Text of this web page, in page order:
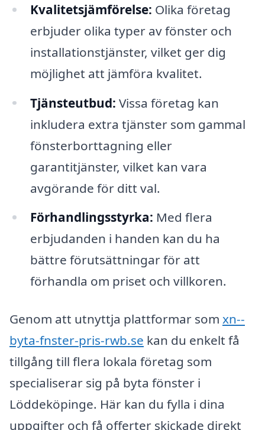
Kvalitetsjämförelse: Olika företag
erbjuder olika typer av fönster och
installationstjänster, vilket ger dig
möjlighet att jämföra kvalitet.
Tjänsteutbud: Vissa företag kan
inkludera extra tjänster som gammal
fönsterborttagning eller
garantitjänster, vilket kan vara
avgörande för ditt val.
Förhandlingsstyrka: Med flera
erbjudanden i handen kan du ha
bättre förutsättningar för att
förhandla om priset och villkoren.
Genom att utnyttja plattformar som xn--
byta-fnster-pris-rwb.se kan du enkelt få
tillgång till flera lokala företag som
specialiserar sig på byta fönster i
Löddeköpinge. Här kan du fylla i dina
uppgifter och få offerter skickade direkt